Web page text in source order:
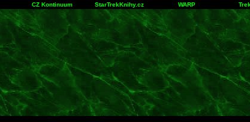
CZ Kontinuum StarTrekKnihy.cz WARP